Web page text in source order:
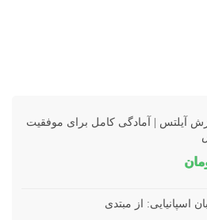
آیلتس | آمادگی کامل برای موفقیت
اسپانیایی: از مبتدی